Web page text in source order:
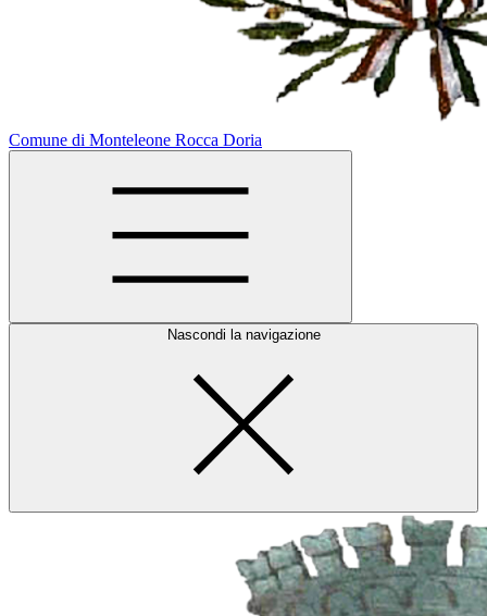
Comune di Monteleone Rocca Doria
Nascondi la navigazione